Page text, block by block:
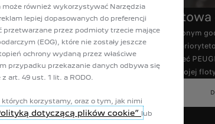
na każdym etapie, od
po usługi
Zapewniają doradztwo
związanych z
OFERTĘ
Priorytetowa
Dzięki wydłużonym
diagnostyce,
zastępczym sieć
sprawność Twojej
również wykorzystywać Narzędzia
lepiej dopasowanych do preferencji
przez podmioty trzecie mające
(EOG), które nie zostały jeszcze
ochrony wydaną przez właściwe
przypadku przekazanie danych odbywa się
art. 49 ust. 1 lit. a RODO.
korzystamy, oraz o tym, jak nimi
dotyczącą plików cookie” lub